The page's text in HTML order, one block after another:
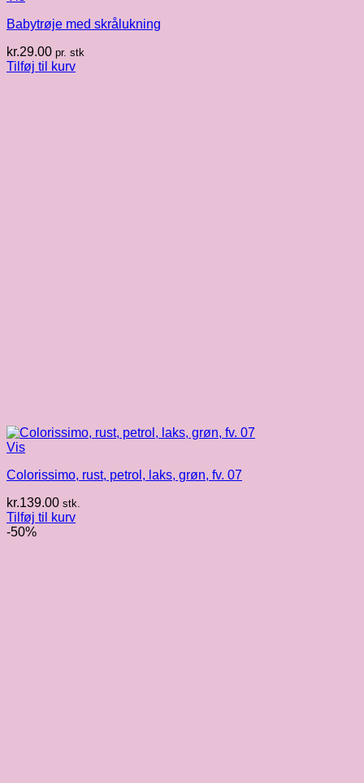
Babytrøje med skrålukning
kr.29.00 pr. stk
Tilføj til kurv
Vis
Colorissimo, rust, petrol, laks, grøn, fv. 07
kr.139.00 stk.
Tilføj til kurv
-50%